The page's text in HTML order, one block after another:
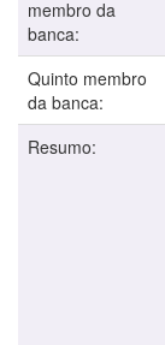
membro da
banca:
Quinto membro
da banca:
Resumo: